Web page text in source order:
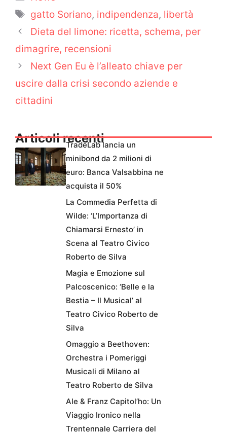
Tag
gatto Soriano, indipendenza, libertà
Dieta del limone: ricetta, schema, per
dimagrire, recensioni
Next Gen Eu è l’alleato chiave per
uscire dalla crisi secondo aziende e
cittadini
Articoli recenti
TradeLab lancia un
minibond da 2 milioni di
euro: Banca Valsabbina ne
acquista il 50%
La Commedia Perfetta di
Wilde: ‘L’Importanza di
Chiamarsi Ernesto’ in
Scena al Teatro Civico
Roberto de Silva
Magia e Emozione sul
Palcoscenico: ‘Belle e la
Bestia – Il Musical’ al
Teatro Civico Roberto de
Silva
Omaggio a Beethoven:
Orchestra i Pomeriggi
Musicali di Milano al
Teatro Roberto de Silva
Ale & Franz Capitol’ho: Un
Viaggio Ironico nella
Trentennale Carriera del